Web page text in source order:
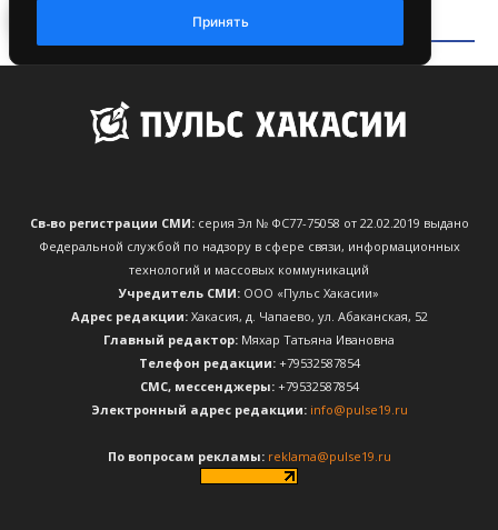
Св-во регистрации СМИ:серия Эл № ФС77-75058 от 22.02.2019 выдано
Федеральной службой по надзору в сфере связи, информационных
технологий и массовых коммуникаций
Учредитель СМИ: ООО «Пульс Хакасии»
Адрес редакции:Хакасия, д. Чапаево, ул. Абаканская, 52
Главный редактор: Мяхар Татьяна Ивановна
Телефон редакции:+79532587854
CМС, мессенджеры:+79532587854
Электронный адрес редакции: info@pulse19.ru
По вопросам рекламы: reklama@pulse19.ru